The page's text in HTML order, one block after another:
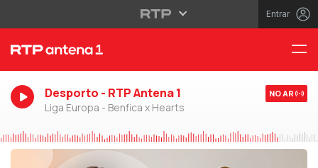
Entrar
Desporto - RTP Antena 1
Liga Europa - Benfica x Hearts
NO AR